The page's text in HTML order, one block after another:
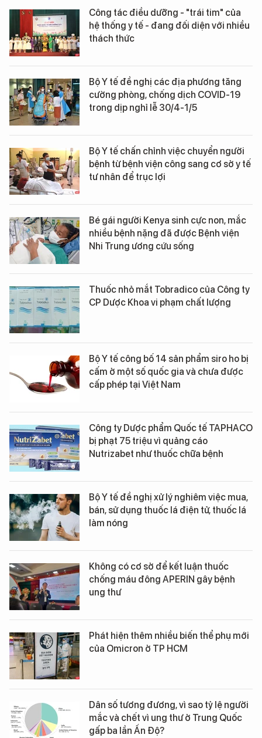
Công tác điều dưỡng - "trái tim" của
hệ thống y tế - đang đối diện với nhiều
thách thức
Bộ Y tế đề nghị các địa phương tăng
cường phòng, chống dịch COVID-19
trong dịp nghỉ lễ 30/4-1/5
Bộ Y tế chấn chỉnh việc chuyển người
bệnh từ bệnh viện công sang cơ sở y tế
tư nhân để trục lợi
Bé gái người Kenya sinh cực non, mắc
nhiều bệnh nặng đã được Bệnh viện
Nhi Trung ương cứu sống
Thuốc nhỏ mắt Tobradico của Công ty
CP Dược Khoa vi phạm chất lượng
Bộ Y tế công bố 14 sản phẩm siro ho bị
cấm ở một số quốc gia và chưa được
cấp phép tại Việt Nam
Công ty Dược phẩm Quốc tế TAPHACO
bị phạt 75 triệu vì quảng cáo
Nutrizabet như thuốc chữa bệnh
Bộ Y tế đề nghị xử lý nghiêm việc mua,
bán, sử dụng thuốc lá điện tử, thuốc lá
làm nóng
Không có cơ sở để kết luận thuốc
chống máu đông APERIN gây bệnh
ung thư
Phát hiện thêm nhiều biến thể phụ mới
của Omicron ở TP HCM
Dân số tương đương, vì sao tỷ lệ người
mắc và chết vì ung thư ở Trung Quốc
gấp ba lần Ấn Độ?